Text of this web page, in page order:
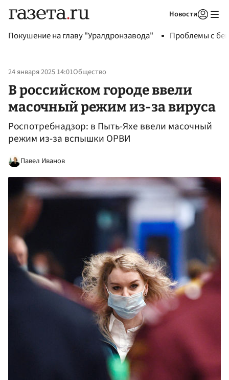
Новости
Покушение на главу "Уралдронзавода" Проблемы с
24 января 2025 14:01Общество
В российском городе ввели
масочный режим из-за вируса
Роспотребнадзор: в Пыть-Яхе ввели масочный
режим из-за вспышки ОРВИ
Павел Иванов